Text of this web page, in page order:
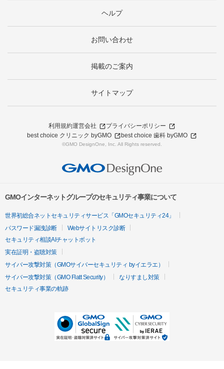
ヘルプ
お問い合わせ
掲載のご案内
サイトマップ
利用規約運営会社
プライバシーポリシー
best choice クリニック byGMO
best choice 歯科 byGMO
©GMO DesignOne, Inc. All Rights reserved.
GMOインターネットグループのセキュリティ事業について
世界初総合ネットセキュリティサービス「GMOセキュリティ24」
パスワード漏洩診断
Webサイトリスク診断
セキュリティ相談AIチャットボット
実在証明・盗聴対策
サイバー攻撃対策（GMOサイバーセキュリティ byイエラエ）
サイバー攻撃対策（GMO Flatt Security）
なりすまし対策
セキュリティ事業の軌跡